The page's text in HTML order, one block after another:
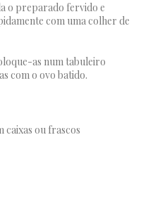
o preparado fervido e
com uma colher de
as num tabuleiro
com o ovo batido.
caixas ou frascos